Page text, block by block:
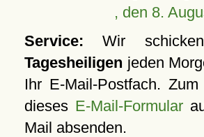
, den 8.
Service: Wir
Tagesheiligen jeden
Ihr E-Mail-Postfach.
dieses E-Mail-Formular
Mail absenden.